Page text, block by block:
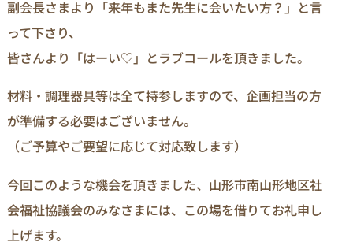
副会長さまより「来年もまた先生に会いたい方？」と言
って下さり、
皆さんより「はーい♡」とラブコールを頂きました。
材料・調理器具等は全て持参しますので、企画担当の方
が準備する必要はございません。
（ご予算やご要望に応じて対応致します）
今回このような機会を頂きました、山形市南山形地区社
会福祉協議会のみなさまには、この場を借りてお礼申し
上げます。